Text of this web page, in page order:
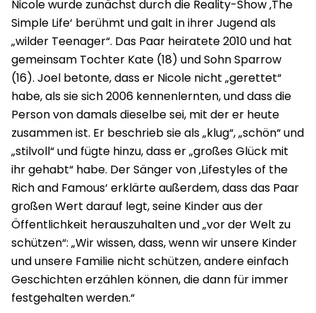
Nicole wurde zunächst durch die Reality-Show ‚The
Simple Life‘ berühmt und galt in ihrer Jugend als
„wilder Teenager“. Das Paar heiratete 2010 und hat
gemeinsam Tochter Kate (18) und Sohn Sparrow
(16). Joel betonte, dass er Nicole nicht „gerettet“
habe, als sie sich 2006 kennenlernten, und dass die
Person von damals dieselbe sei, mit der er heute
zusammen ist. Er beschrieb sie als „klug“, „schön“ und
„stilvoll“ und fügte hinzu, dass er „großes Glück mit
ihr gehabt“ habe. Der Sänger von ‚Lifestyles of the
Rich and Famous‘ erklärte außerdem, dass das Paar
großen Wert darauf legt, seine Kinder aus der
Öffentlichkeit herauszuhalten und „vor der Welt zu
schützen“: „Wir wissen, dass, wenn wir unsere Kinder
und unsere Familie nicht schützen, andere einfach
Geschichten erzählen können, die dann für immer
festgehalten werden.“